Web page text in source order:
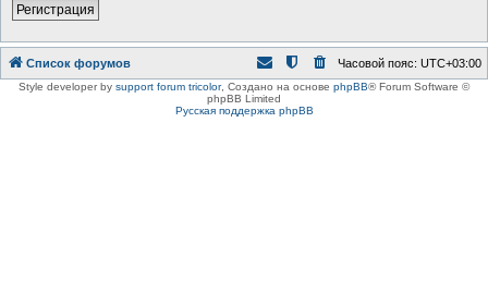
Регистрация
Список форумов Часовой пояс: UTC+03:00
Style developer by support forum tricolor, Создано на основе phpBB® Forum Software ©
phpBB Limited
Русская поддержка phpBB